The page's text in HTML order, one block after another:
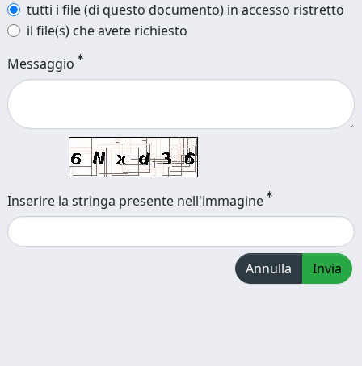
tutti i file (di questo documento) in accesso ristretto
il file(s) che avete richiesto
Messaggio
Inserire la stringa presente nell'immagine
Annulla Invia